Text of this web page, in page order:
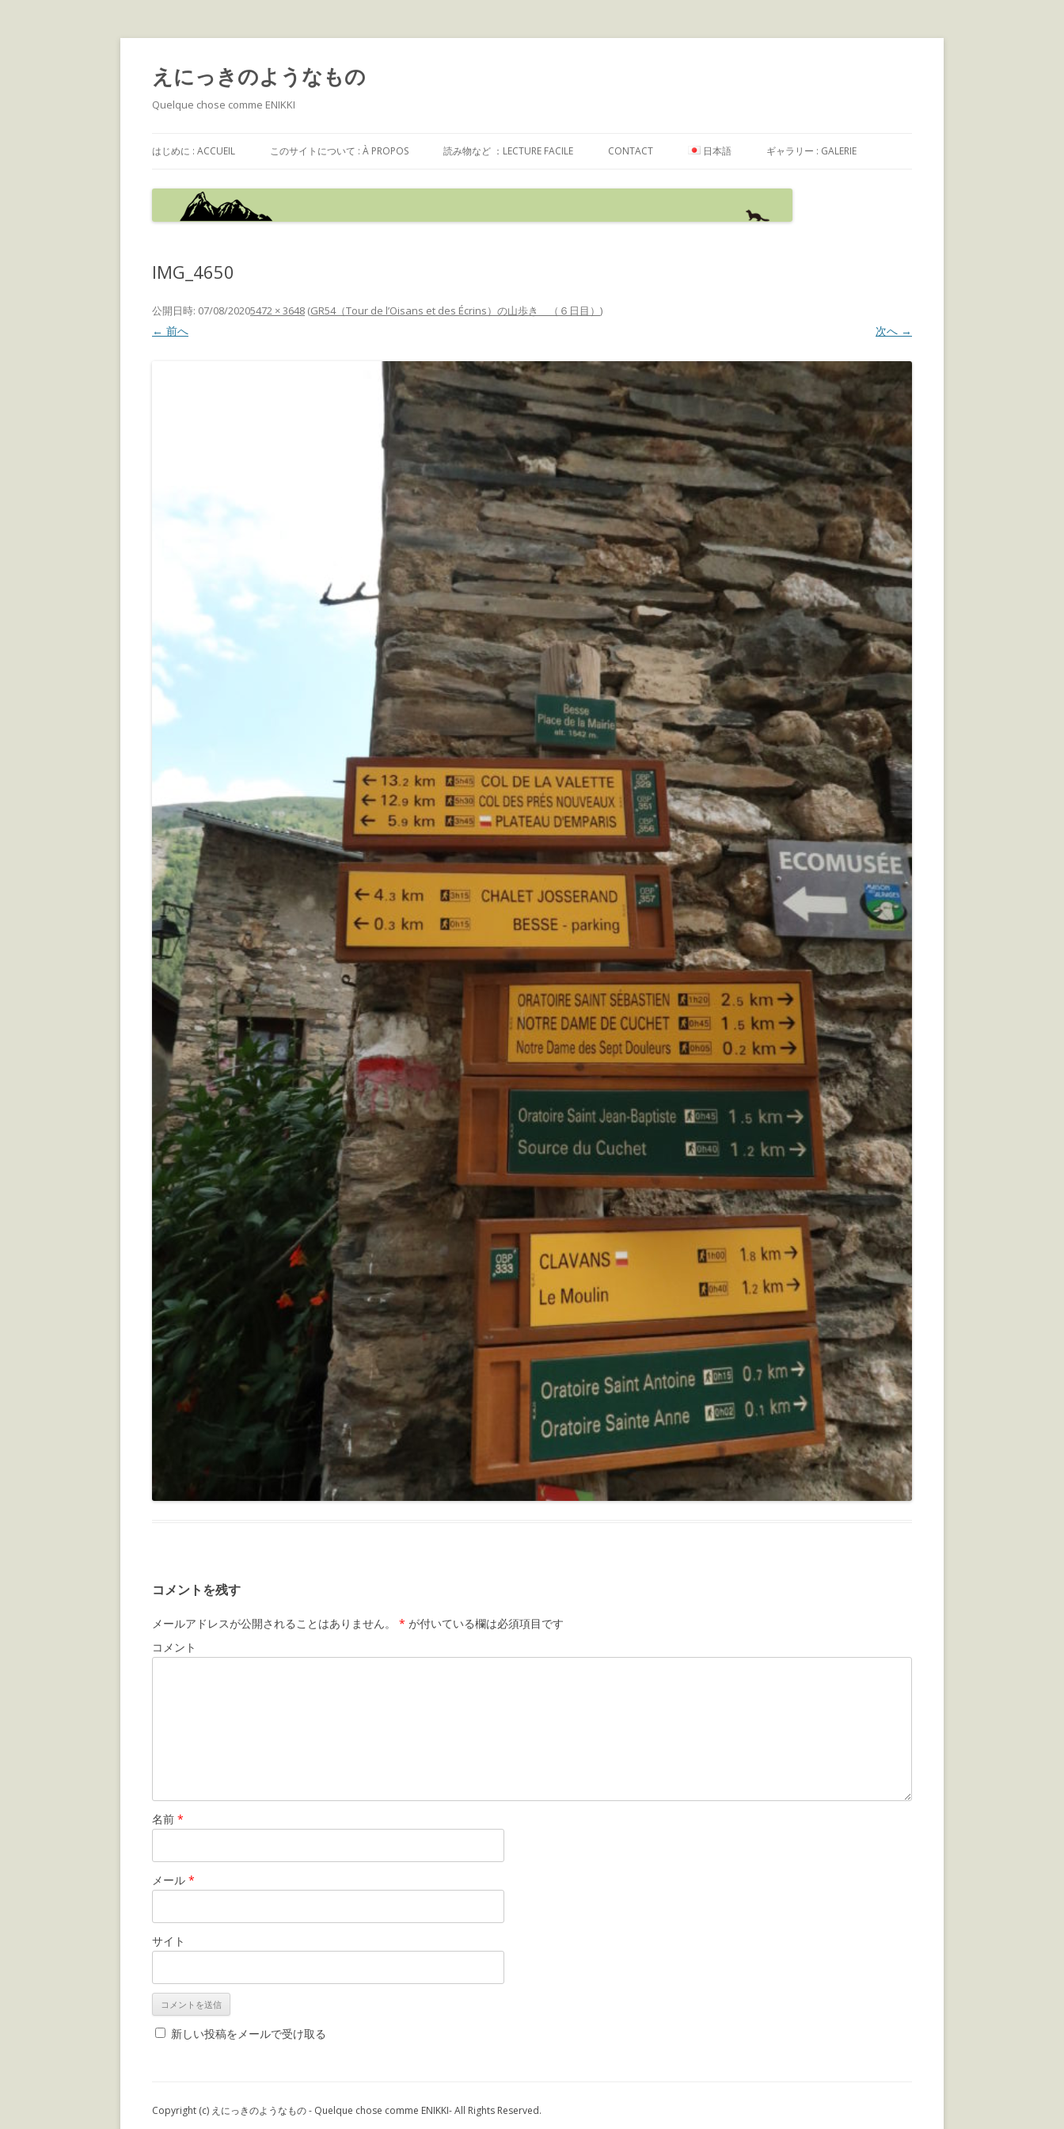
えにっきのようなもの
Quelque chose comme ENIKKI
ン
へ
ッ
はじめに : ACCUEIL このサイトについて : À PROPOS 読み物など ：LECTURE FACILE CONTACT 日本語
FRANÇAIS
ギャラリー : GALERIE
IMG_4650
公開日時: 07/08/20205472 × 3648 (GR54（Tour de l’Oisans et des Écrins）の山歩き （６日目） )
← 前へ 次へ →
コメントを残す
メールアドレスが公開されることはありません。 * が付いている欄は必須項目です
コメント
名前 *
メール *
サイト
新しい投稿をメールで受け取る
Copyright (c) えにっきのようなもの - Quelque chose comme ENIKKI- All Rights Reserved.